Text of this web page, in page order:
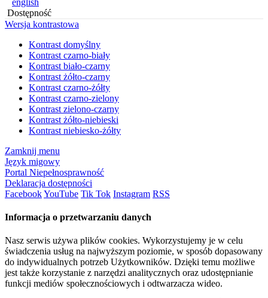
Dostępność
Wersja kontrastowa
Kontrast domyślny
Kontrast czarno-biały
Kontrast biało-czarny
Kontrast żółto-czarny
Kontrast czarno-żółty
Kontrast czarno-zielony
Kontrast zielono-czarny
Kontrast żółto-niebieski
Kontrast niebiesko-żółty
Zamknij menu
Język migowy
Portal Niepełnosprawność
Deklaracja dostępności
FacebookYouTube Tik Tok Instagram RSS
Informacja o przetwarzaniu danych
Nasz serwis używa plików cookies. Wykorzystujemy je w celu
świadczenia usług na najwyższym poziomie, w sposób dopasowany
do indywidualnych potrzeb Użytkowników. Dzięki temu możliwe
jest także korzystanie z narzędzi analitycznych oraz udostępnianie
funkcji mediów społecznościowych i odtwarzacza wideo.